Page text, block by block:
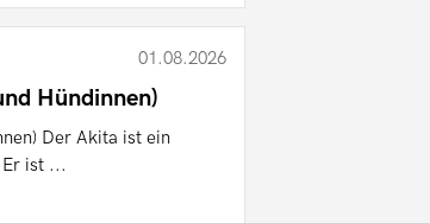
01.08.2026
Hündinnen)
Der Akita ist ein
ist ...